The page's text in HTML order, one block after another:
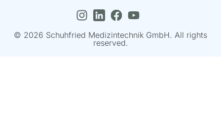
© 2026 Schuhfried Medizintechnik GmbH. All rights
reserved.